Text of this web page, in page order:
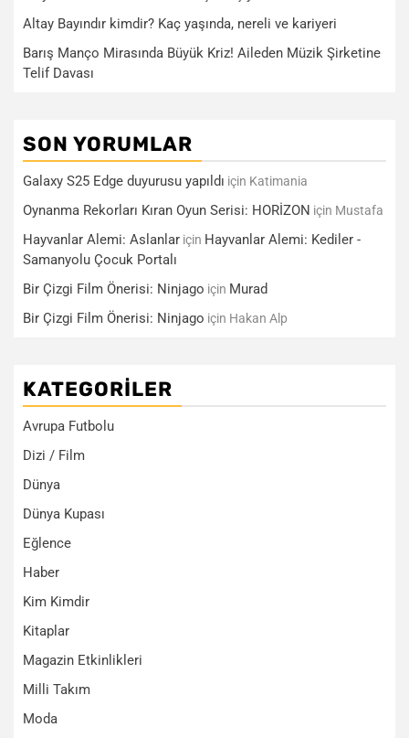
Altay Bayındır kimdir? Kaç yaşında, nereli ve kariyeri
Barış Manço Mirasında Büyük Kriz! Aileden Müzik Şirketine
Telif Davası
SON YORUMLAR
Galaxy S25 Edge duyurusu yapıldı için Katimania
Oynanma Rekorları Kıran Oyun Serisi: HORİZON için Mustafa
Hayvanlar Alemi: Aslanlar için Hayvanlar Alemi: Kediler -
Samanyolu Çocuk Portalı
Bir Çizgi Film Önerisi: Ninjago için Murad
Bir Çizgi Film Önerisi: Ninjago için Hakan Alp
KATEGORILER
Avrupa Futbolu
Dizi / Film
Dünya
Dünya Kupası
Eğlence
Haber
Kim Kimdir
Kitaplar
Magazin Etkinlikleri
Milli Takım
Moda